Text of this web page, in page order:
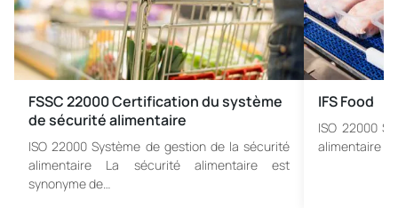
FSSC 22000 Certification du système
de sécurité alimentaire
ISO 22000 Système de gestion de la sécurité
alimentaire La sécurité alimentaire est
synonyme de…
IFS Food
ISO 22000
alimentaire